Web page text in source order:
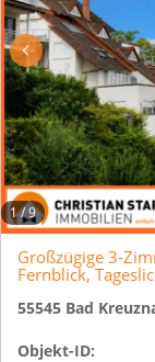
1/9
Großzügige 3-
Fernblick,
55545 Bad
Objekt-ID: